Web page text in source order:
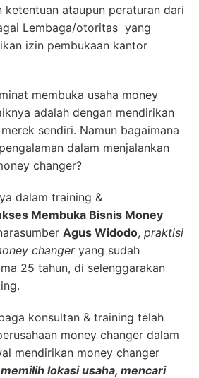
ketentuan ataupun peraturan dari
Lembaga/otoritas yang
izin pembukaan kantor
membuka usaha money
adalah dengan mendirikan
sendiri. Namun bagaimana
dalam menjalankan
changer?
dalam training &
Membuka Bisnis Money
Agus Widodo, praktisi
changeryang sudah
25 tahun, di selenggarakan
konsultan & training telah
money changer dalam
mendirikan money changer
lokasi usaha, mencari